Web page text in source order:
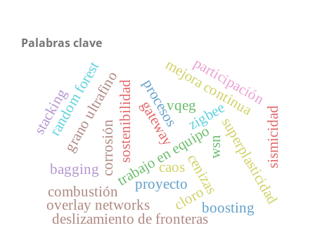
Palabras clave
sostenibilidad
trabajo en equipo
combustión cenizas
cloro
corrosión wsn
gateway
overlay networks
zigbeesuperplasticidad
grano ultrafino
deslizamiento de fronteras
mejora continua
procesosparticipación
boosting
bagging
random forest
stacking vqeg sismicidad
caos
proyecto